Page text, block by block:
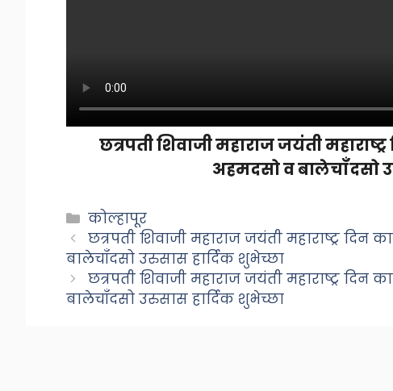
छत्रपती शिवाजी महाराज जयंती
अहमदसो व बालेचॉंदसो
Categories
कोल्हापूर
छत्रपती शिवाजी महाराज जयंती महाराष्ट्र दिन
बालेचॉंदसो उरुसास हार्दिक शुभेच्छा
छत्रपती शिवाजी महाराज जयंती महाराष्ट्र दिन
बालेचॉंदसो उरुसास हार्दिक शुभेच्छा